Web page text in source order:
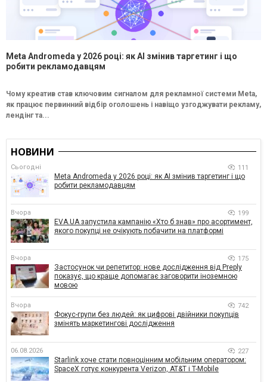
Meta Andromeda у 2026 році: як AI змінив таргетинг і що
робити рекламодавцям
Чому креатив став ключовим сигналом для рекламної системи Meta,
як працює первинний відбір оголошень і навіщо узгоджувати рекламу,
лендінг та...
НОВИНИ
Сьогодні 111
Meta Andromeda у 2026 році: як AI змінив таргетинг і що
робити рекламодавцям
Вчора 199
EVA.UA запустила кампанію «Хто б знав» про асортимент,
якого покупці не очікують побачити на платформі
Вчора 175
Застосунок чи репетитор: нове дослідження від Preply
показує, що краще допомагає заговорити іноземною
мовою
Вчора 742
Фокус-групи без людей: як цифрові двійники покупців
змінять маркетингові дослідження
06.08.2026 227
Starlink хоче стати повноцінним мобільним оператором:
SpaceX готує конкурента Verizon, AT&T і T-Mobile